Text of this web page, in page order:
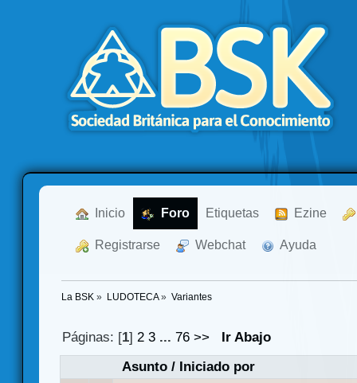
Inicio Foro Etiquetas Ezine
Registrarse Webchat Ayuda
La BSK » LUDOTECA» Variantes
Páginas: [1]2 3 ...76 >>
Ir Abajo
Asunto/ Iniciado por